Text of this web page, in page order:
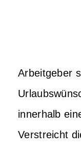
Arbeitgeber
innerhalb
Verstreicht